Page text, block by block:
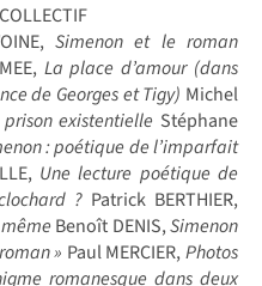
Simenon et le roman
La place d’amour (dans
de Georges et Tigy) Michel
prison existentielle Stéphane
: poétique de l’imparfait
Une lecture poétique de
?Patrick BERTHIER,
Benoît DENIS,Simenon
» Paul MERCIER,Photos
romanesque dans deux